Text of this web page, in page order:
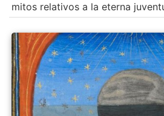
mitos relativos a la eterna